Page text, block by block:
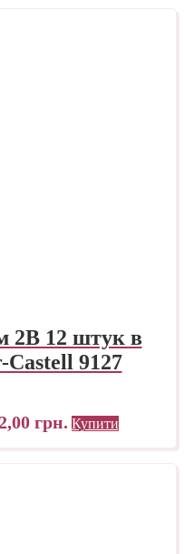
2B 12 штук в
Castell 9127
грн. Купити